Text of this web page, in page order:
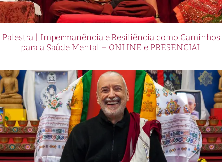
Palestra | Impermanência e Resiliência como Caminhos
para a Saúde Mental – ONLINE e PRESENCIAL